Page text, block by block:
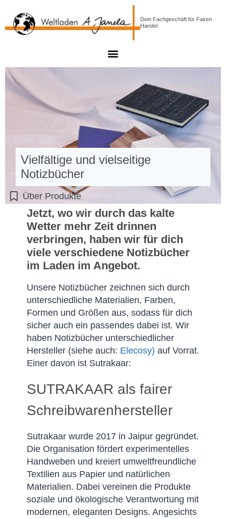
Dein Fachgeschäft für Fairen
Handel
Vielfältige und vielseitige
Notizbücher
Über Produkte
Jetzt, wo wir durch das kalte
Wetter mehr Zeit drinnen
verbringen, haben wir für dich
viele verschiedene Notizbücher
im Laden im Angebot.
Unsere Notizbücher zeichnen sich durch
unterschiedliche Materialien, Farben,
Formen und Größen aus, sodass für dich
sicher auch ein passendes dabei ist. Wir
haben Notizbücher unterschiedlicher
Hersteller (siehe auch: Elecosy) auf Vorrat.
Einer davon ist Sutrakaar:
SUTRAKAAR als fairer
Schreibwarenhersteller
Sutrakaar wurde 2017 in Jaipur gegründet.
Die Organisation fördert experimentelles
Handweben und kreiert umweltfreundliche
Textilien aus Papier und natürlichen
Materialien. Dabei vereinen die Produkte
soziale und ökologische Verantwortung mit
modernen, eleganten Designs. Angesichts